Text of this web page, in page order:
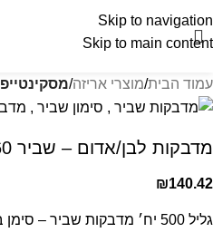
Skip to navigation
Skip to main content
עמוד הבית מוצרי אריזה מסקינטייפ
מדבקות לבן/אדום – שביר 115X60 (סימן בינלאומי)
₪140.42
גליל 500 יח׳ מדבקות שביר – סימן בינלאומי